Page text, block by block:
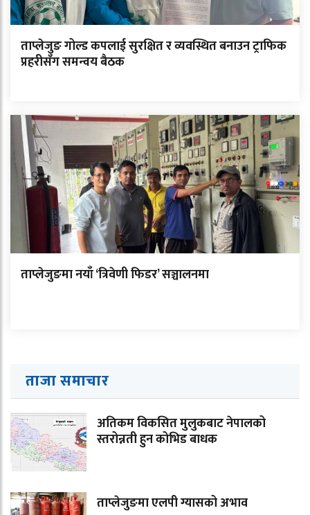
ताप्लेजुङ गोल्ड कपलाई सुरक्षित र व्यवस्थित बनाउन ट्राफिक
प्रहरीसँग समन्वय बैठक
ताप्लेजुङमा नयाँ ‘त्रिवेणी फिडर’ सञ्चालनमा
ताजा समाचार
अतिकम विकसित मुलुकबाट नेपालको
स्तरोन्नती हुन कोभिड बाधक
ताप्लेजुङमा एलपी ग्यासको अभाव